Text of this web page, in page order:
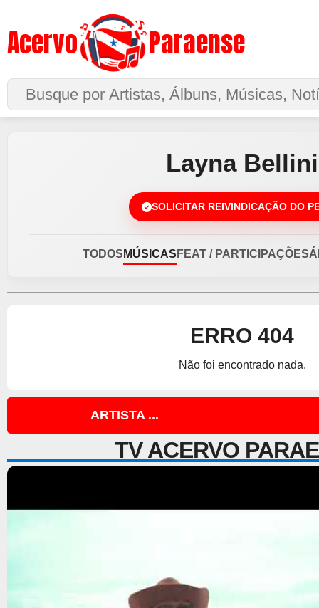
Acervo Paraense
Buscar no Site
Layna Bellini
SOLICITAR REIVINDICAÇÃO DO
TODOS MÚSICAS FEAT / PARTICIPAÇÕES
ERRO 404
Não foi encontrado nada.
ARTISTA ...
TV ACERVO